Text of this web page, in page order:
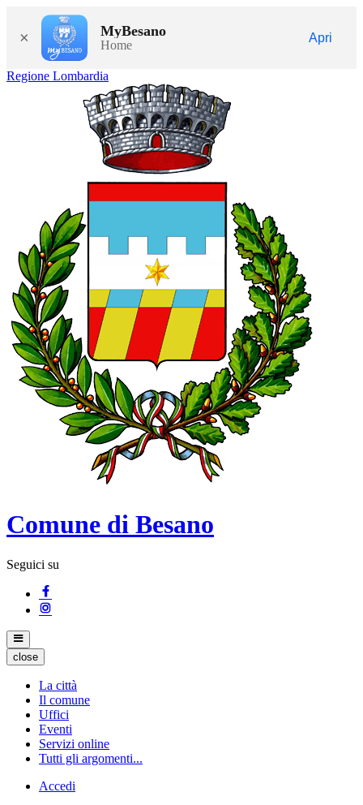
× MyBesano
Home
Apri
Regione Lombardia
Comune di Besano
Seguici su
close
La città
Il comune
Uffici
Eventi
Servizi online
Tutti gli argomenti...
Accedi